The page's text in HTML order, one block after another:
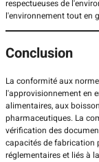
respectueuses de
l'environnement tout en
Conclusion
La conformité aux
l'approvisionnement en
alimentaires, aux
pharmaceutiques. La
vérification des
capacités de fabrication
réglementaires et liés à